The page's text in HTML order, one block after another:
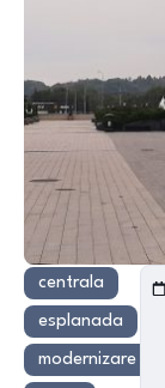
centrala
esplanada
modernizare